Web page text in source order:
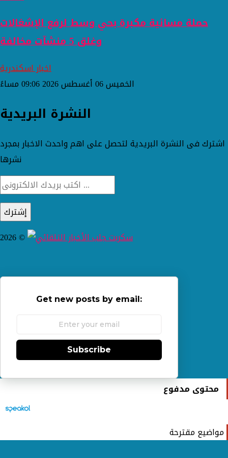
حملة مسائية مكبرة بحي وسط لرفع الإشغالات
وغلق 5 منشآت مخالفة
اخبار اسكندرية
الخميس 06 أغسطس 2026 09:06 مساءً
النشرة البريدية
اشترك فى النشرة البريدية لتحصل على اهم واحدث الاخبار بمجرد
نشرها
2026 ©
Get new posts by email:
Subscribe
محتوى مدفوع
مواضيع مقترحة